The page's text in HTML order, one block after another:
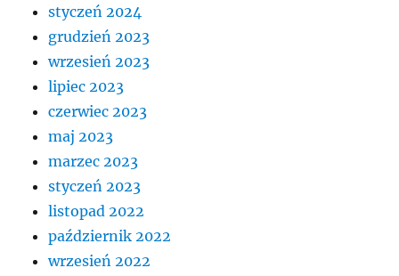
styczeń 2024
grudzień 2023
wrzesień 2023
lipiec 2023
czerwiec 2023
maj 2023
marzec 2023
styczeń 2023
listopad 2022
październik 2022
wrzesień 2022